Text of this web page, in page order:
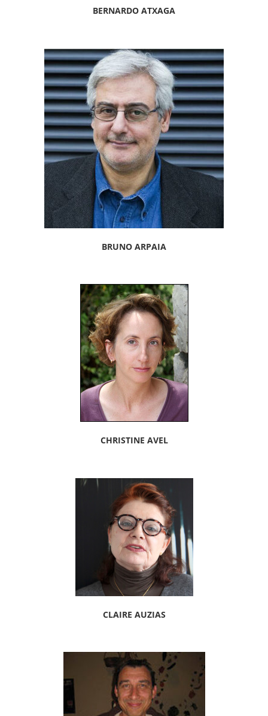
BERNARDO ATXAGA
BRUNO ARPAIA
CHRISTINE AVEL
CLAIRE AUZIAS